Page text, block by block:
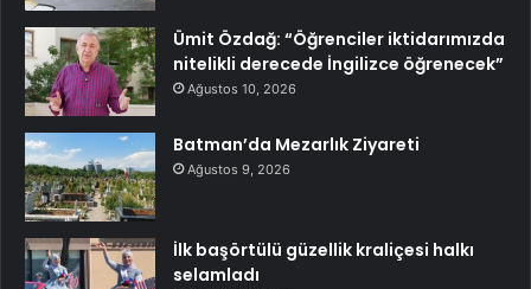
Ümit Özdağ: “Öğrenciler iktidarımızda
nitelikli derecede İngilizce öğrenecek”
Ağustos 10, 2026
Batman’da Mezarlık Ziyareti
Ağustos 9, 2026
İlk başörtülü güzellik kraliçesi halkı
selamladı